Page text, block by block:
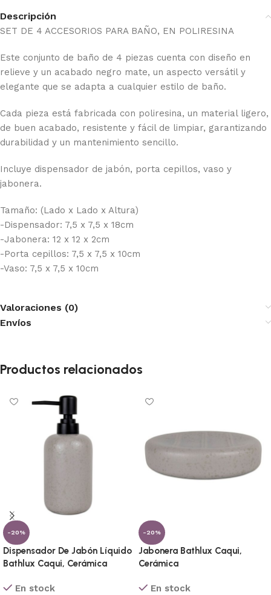
Descripción
SET DE 4 ACCESORIOS PARA BAÑO, EN POLIRESINA
Este conjunto de baño de 4 piezas cuenta con diseño en
relieve y un acabado negro mate, un aspecto versátil y
elegante que se adapta a cualquier estilo de baño.
Cada pieza está fabricada con poliresina, un material ligero,
de buen acabado, resistente y fácil de limpiar, garantizando
durabilidad y un mantenimiento sencillo.
Incluye dispensador de jabón, porta cepillos, vaso y
jabonera.
Tamaño: (Lado x Lado x Altura)
-Dispensador: 7,5 x 7,5 x 18cm
-Jabonera: 12 x 12 x 2cm
-Porta cepillos: 7,5 x 7,5 x 10cm
-Vaso: 7,5 x 7,5 x 10cm
Valoraciones (0)
Envíos
Productos relacionados
-20%
Dispensador De Jabón Líquido
Bathlux Caqui, Cerámica
En stock
-20%
Jabonera Bathlux Caqui,
Cerámica
En stock